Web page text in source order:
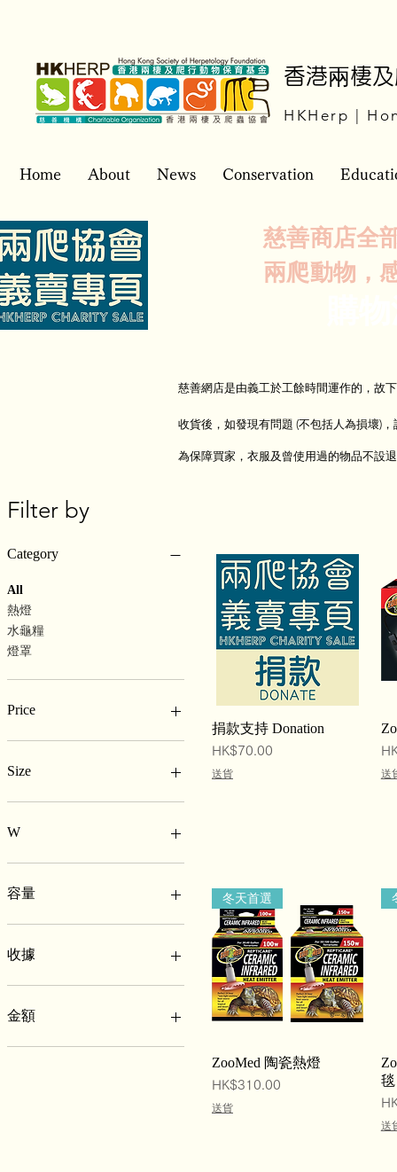
香港兩棲
HKHerp |
Home About News Conservation
慈善商店全
兩爬動物，
慈善網店是由義工於工餘時間運作的，故
收貨後，如發現有問題 (不包括人為損壞)
為保障買家，衣服及曾使用過的物品不設
Filter by
Category
All
熱燈
水龜糧
燈罩
Price
HK$0
Size
W
150W
80W
容量
226g
425g
收據
需要
金額
Quick View
捐款支持 Donation
Price
HK$70.00
送貨 送
Quick View
冬天首選
ZooMed 陶瓷熱燈
Price
HK$310.00
送貨
送